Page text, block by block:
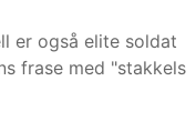
er også elite soldat
frase med "stakkels